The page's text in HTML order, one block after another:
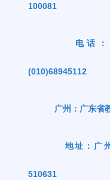
100081
电话：
(010)68945112
广州：广东省
地址：广
510631